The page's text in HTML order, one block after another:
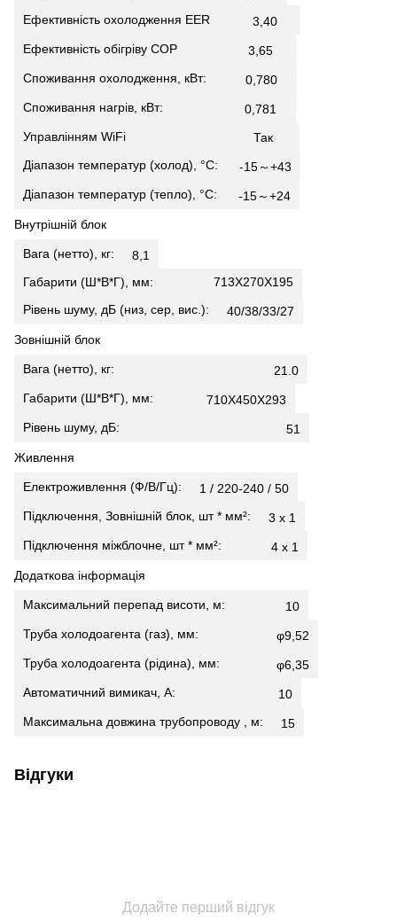
Ефективність охолодження EER
3,40
Ефективність обігріву СОР
3,65
Споживання охолодження, кВт:
0,780
Споживання нагрів, кВт:
0,781
Управлінням WiFi
Так
Діапазон температур (холод), °С:
-15～+43
Діапазон температур (тепло), °С:
-15～+24
Внутрішній блок
Вага (нетто), кг:
8,1
Габарити (Ш*В*Г), мм:
713X270X195
Рівень шуму, дБ (низ, сер, вис.):
40/38/33/27
Зовнішній блок
Вага (нетто), кг:
21.0
Габарити (Ш*В*Г), мм:
710X450X293
Рівень шуму, дБ:
51
Живлення
Електроживлення (Ф/В/Гц):
1 / 220-240 / 50
Підключення, Зовнішній блок, шт * мм²:
3 х 1
Підключення міжблочне, шт * мм²:
4 х 1
Додаткова інформація
Максимальний перепад висоти, м:
10
Труба холодоагента (газ), мм:
φ9,52
Труба холодоагента (рідина), мм:
φ6,35
Автоматичний вимикач, А:
10
Максимальна довжина трубопроводу , м:
15
Відгуки
Додайте перший відгук